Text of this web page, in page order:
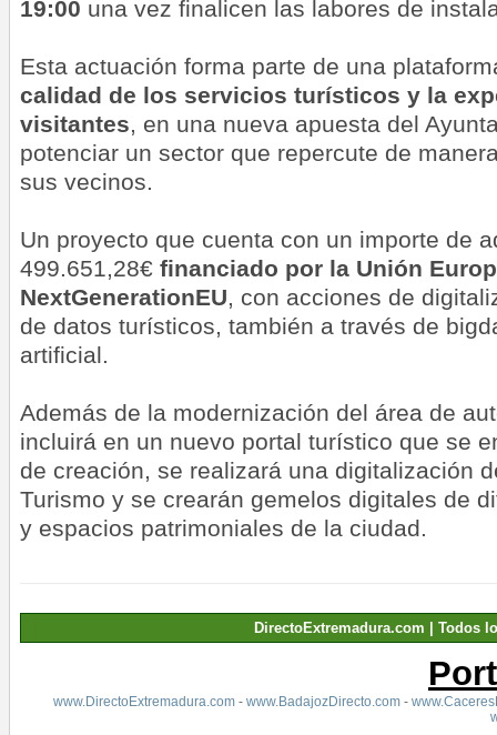
19:00 una vez finalicen las labores de
Esta actuación forma parte de una
calidad de los servicios turísticos y la
visitantes, en una nueva apuesta del
potenciar un sector que repercute de
sus vecinos.
Un proyecto que cuenta con un importe de
499.651,28€ financiado por la Unión
NextGenerationEU, con acciones de
de datos turísticos, también a través de
artificial.
Además de la modernización del área de
incluirá en un nuevo portal turístico que se
de creación, se realizará una digitalización
Turismo y se crearán gemelos digitales de
y espacios patrimoniales de la ciudad.
DirectoExtremadura.com | Todos
www.DirectoExtremadura.com- www.BadajozDirecto.com-